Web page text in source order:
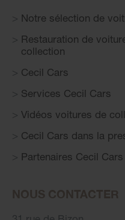
Notre sélection de
Restauration de
collection
Cecil Cars
Services Cecil Cars
Vidéos voitures de
Cecil Cars dans la
Partenaires Cecil Cars